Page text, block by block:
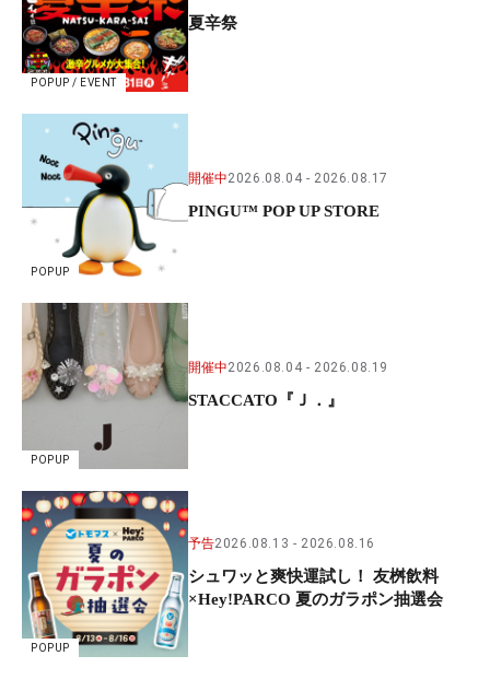
POPUP / EVENT
夏辛祭
POPUP
開催中2026.08.04 2026.08.17
PINGU™ POP UP STORE
POPUP
開催中2026.08.04 2026.08.19
STACCATO『Ｊ．』
POPUP
予告2026.08.13 2026.08.16
シュワッと爽快運試し！ 友桝飲料
×Hey!PARCO 夏のガラポン抽選会